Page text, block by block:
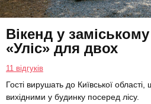
Вікенд у
«Уліс» для двох
11 відгуків
Гості вирушать до Київської
вихідними у будинку посеред лісу.